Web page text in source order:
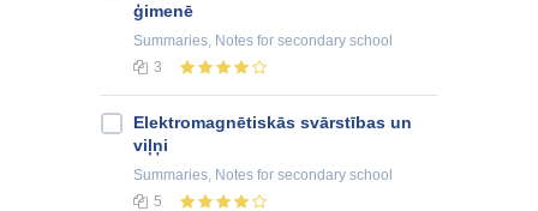
ģimenē
Summaries, Notes for secondary school
3
Elektromagnētiskās svārstības un
viļņi
Summaries, Notes for secondary school
5